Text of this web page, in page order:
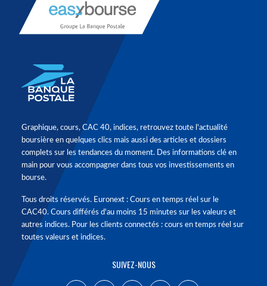
Graphique, cours, CAC 40, indices, retrouvez toute l'actualité
boursière en quelques clics mais aussi des articles et dossiers
complets sur les tendances du moment. Des informations clé en
main pour vous accompagner dans tous vos investissements en
bourse.
Tous droits réservés. Euronext : Cours en temps réel sur le
CAC40. Cours différés d'au moins 15 minutes sur les valeurs et
autres indices. Pour les clients connectés : cours en temps réel sur
toutes valeurs et indices.
SUIVEZ-NOUS